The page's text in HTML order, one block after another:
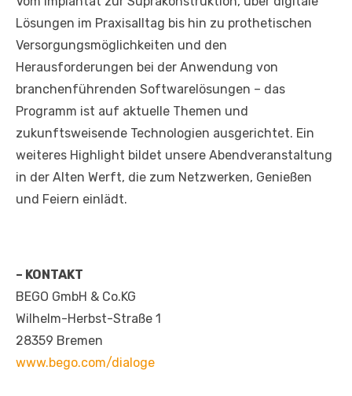
Lösungen im Praxisalltag bis hin zu prothetischen
Versorgungsmöglichkeiten und den
Herausforderungen bei der Anwendung von
branchenführenden Softwarelösungen – das
Programm ist auf aktuelle Themen und
zukunftsweisende Technologien ausgerichtet. Ein
weiteres Highlight bildet unsere Abendveranstaltung
in der Alten Werft, die zum Netzwerken, Genießen
und Feiern einlädt.
– KONTAKT
BEGO GmbH & Co.KG
Wilhelm-Herbst-Straße 1
28359 Bremen
www.bego.com/dialoge